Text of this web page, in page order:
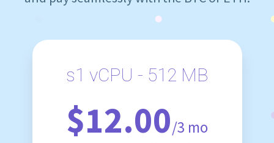
s1 vCPU - 512 MB
$12.00/3 mo